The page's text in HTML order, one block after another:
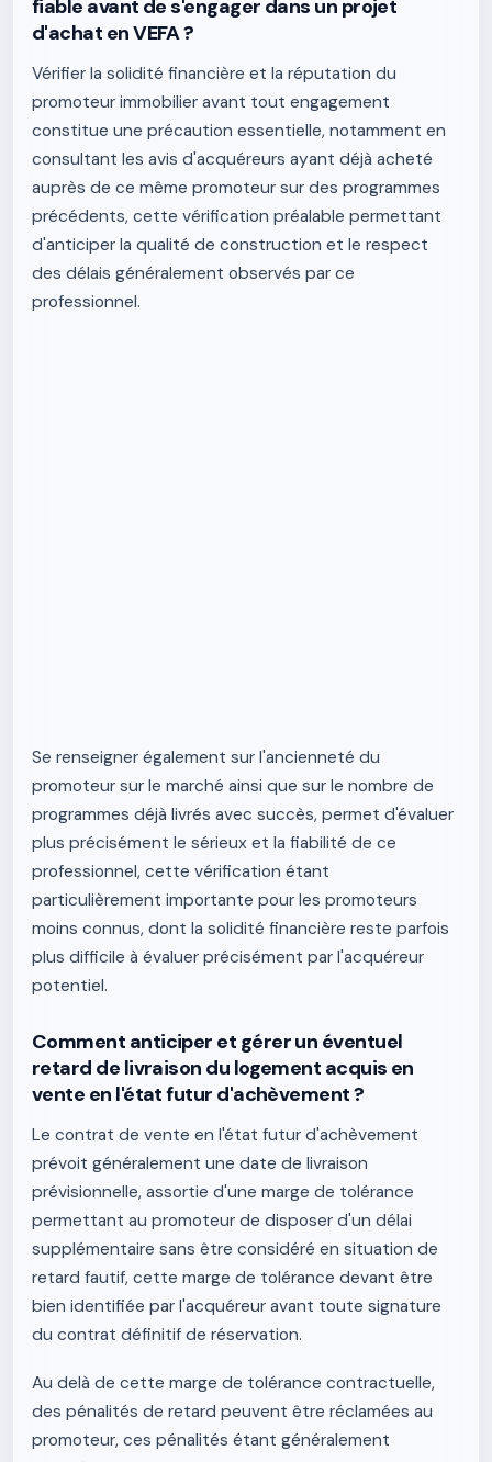
fiable avant de s'engager dans un projet
d'achat en VEFA ?
Vérifier la solidité financière et la réputation du
promoteur immobilier avant tout engagement
constitue une précaution essentielle, notamment en
consultant les avis d'acquéreurs ayant déjà acheté
auprès de ce même promoteur sur des programmes
précédents, cette vérification préalable permettant
d'anticiper la qualité de construction et le respect
des délais généralement observés par ce
professionnel.
Se renseigner également sur l'ancienneté du
promoteur sur le marché ainsi que sur le nombre de
programmes déjà livrés avec succès, permet d'évaluer
plus précisément le sérieux et la fiabilité de ce
professionnel, cette vérification étant
particulièrement importante pour les promoteurs
moins connus, dont la solidité financière reste parfois
plus difficile à évaluer précisément par l'acquéreur
potentiel.
Comment anticiper et gérer un éventuel
retard de livraison du logement acquis en
vente en l'état futur d'achèvement ?
Le contrat de vente en l'état futur d'achèvement
prévoit généralement une date de livraison
prévisionnelle, assortie d'une marge de tolérance
permettant au promoteur de disposer d'un délai
supplémentaire sans être considéré en situation de
retard fautif, cette marge de tolérance devant être
bien identifiée par l'acquéreur avant toute signature
du contrat définitif de réservation.
Au delà de cette marge de tolérance contractuelle,
des pénalités de retard peuvent être réclamées au
promoteur, ces pénalités étant généralement